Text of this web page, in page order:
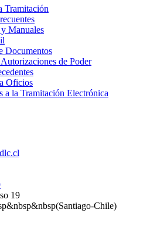
Tramitación
Manuales
Documentos
de Poder
Oficios
a la Tramitación Electrónica
19
Chile)